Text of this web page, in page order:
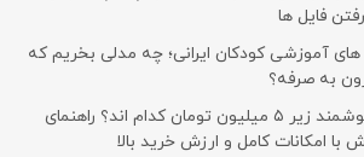
فایل ها
آموزشی کودکان ایرانی؛ چه مدلی بخریم که
به صرفه؟
بهترین ساعت های هوشمند زیر ۵ میلیون تومان کدام اند؟ راهنمای
امکانات کامل و ارزش خرید بالا